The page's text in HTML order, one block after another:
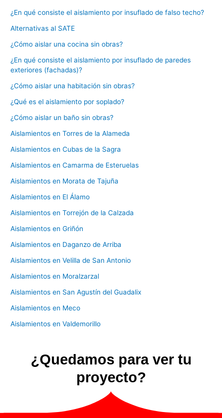
¿En qué consiste el aislamiento por insuflado de falso techo?
Alternativas al SATE
¿Cómo aislar una cocina sin obras?
¿En qué consiste el aislamiento por insuflado de paredes
exteriores (fachadas)?
¿Cómo aislar una habitación sin obras?
¿Qué es el aislamiento por soplado?
¿Cómo aislar un baño sin obras?
Aislamientos en Torres de la Alameda
Aislamientos en Cubas de la Sagra
Aislamientos en Camarma de Esteruelas
Aislamientos en Morata de Tajuña
Aislamientos en El Álamo
Aislamientos en Torrejón de la Calzada
Aislamientos en Griñón
Aislamientos en Daganzo de Arriba
Aislamientos en Velilla de San Antonio
Aislamientos en Moralzarzal
Aislamientos en San Agustín del Guadalix
Aislamientos en Meco
Aislamientos en Valdemorillo
¿Quedamos para ver tu
proyecto?